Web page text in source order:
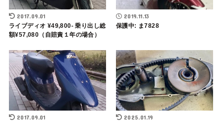
2017.09.01
ライブディオ ¥49,800- 乗り出し総
額¥57,080（自賠責１年の場合）
2019.11.13
保護中: ま7828
2017.09.01 2025.01.19